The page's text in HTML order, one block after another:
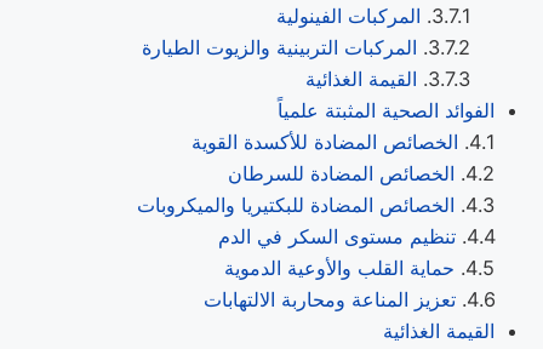
المركبات الفينولية
المركبات التربينية والزيوت الطيارة
القيمة الغذائية
الفوائد الصحية المثبتة علمياً
الخصائص المضادة للأكسدة القوية
الخصائص المضادة للسرطان
الخصائص المضادة للبكتيريا والميكروبات
تنظيم مستوى السكر في الدم
حماية القلب والأوعية الدموية
تعزيز المناعة ومحاربة الالتهابات
القيمة الغذائية